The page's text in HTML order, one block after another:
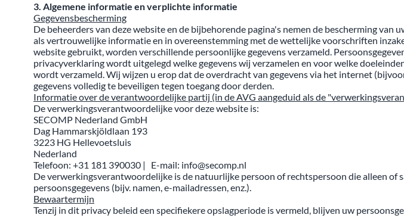
3. Algemene informatie en verplichte informatie
Gegevensbescherming
De beheerders van deze website en de bijbehorende pagina's nemen de bescherming
als vertrouwelijke informatie en in overeenstemming met de wettelijke voorschriften
website gebruikt, worden verschillende persoonlijke gegevens verzameld.
privacyverklaring wordt uitgelegd welke gegevens wij verzamelen en voor welke
wordt verzameld. Wij wijzen u erop dat de overdracht van gegevens via het internet
gegevens volledig te beveiligen tegen toegang door derden.
Informatie over de verantwoordelijke partij (in de AVG aangeduid als de
De verwerkingsverantwoordelijke voor deze website is:
SECOMP Nederland GmbH
Dag Hammarskjöldlaan 193
3223 HG Hellevoetsluis
Nederland
Telefoon: +31 181 390030 | E-mail: info@secomp.nl
De verwerkingsverantwoordelijke is de natuurlijke persoon of rechtspersoon die alleen of
persoonsgegevens (bijv. namen, e-mailadressen, enz.).
Bewaartermijn
Tenzij in dit privacy beleid een specifiekere opslagperiode is vermeld, blijven uw